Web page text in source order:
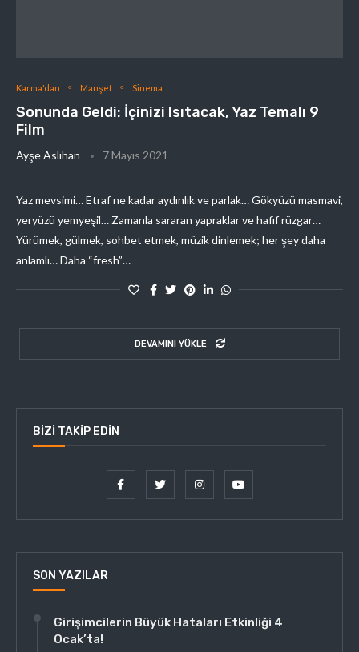
Karma'dan Manşet Sinema
Sonunda Geldi: İçinizi Isıtacak, Yaz Temalı 9
Film
Ayşe Aslıhan 7 Mayıs 2021
Yaz mevsimi… Etraf ne kadar aydınlık ve parlak… Gökyüzü masmavi,
yeryüzü yemyeşil… Zamanla sararan yapraklar ve hafif rüzgar…
Yürümek, gülmek, sohbet etmek, müzik dinlemek; her şey daha
anlamlı… Daha “fresh”…
DEVAMINI YÜKLE
BIZI TAKIP EDIN
SON YAZILAR
Girişimcilerin Büyük Hataları Etkinliği 4
Ocak’ta!